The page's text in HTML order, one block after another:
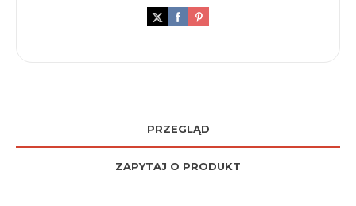
PRZEGLĄD
ZAPYTAJ O PRODUKT